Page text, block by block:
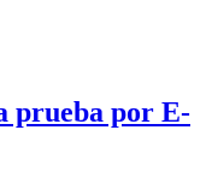
prueba por E-